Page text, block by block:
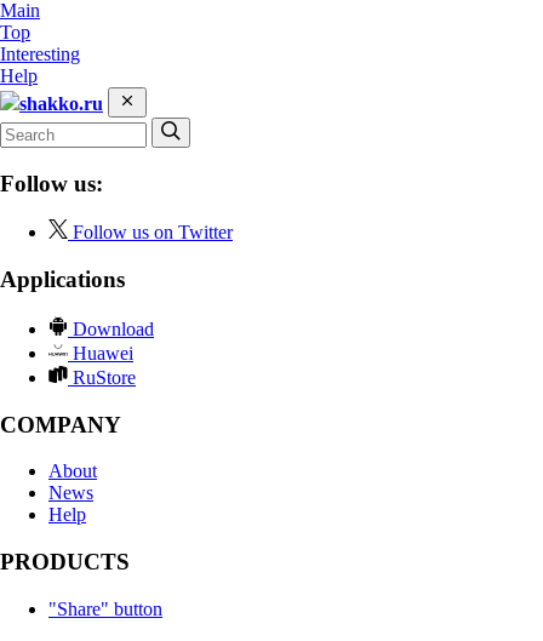
Main
Top
Interesting
Help
shakko.ru
Follow us:
Follow us on Twitter
Applications
Download
Huawei
RuStore
COMPANY
About
News
Help
PRODUCTS
"Share" button